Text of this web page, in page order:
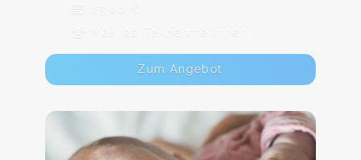
25,00 €
Max. 20 TeilnehmerInnen
Zum Angebot